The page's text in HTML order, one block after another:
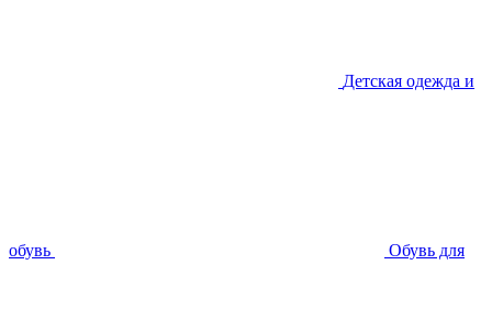
Детская одежда и
обувь Обувь для